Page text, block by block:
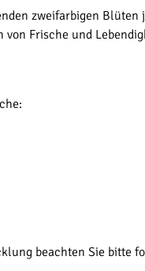
zweifarbigen Blüten
Frische und
beachten Sie bitte